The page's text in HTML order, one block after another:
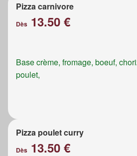
Pizza carnivore
Dès 13.50 €
Base crème, fromage, boeuf,
poulet,
Pizza poulet curry
Dès 13.50 €